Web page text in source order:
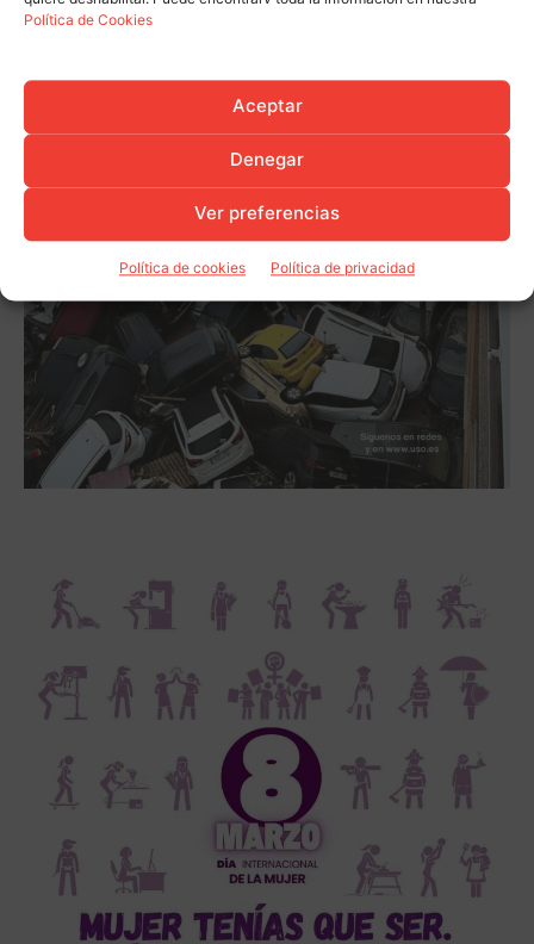
Política de Cookies
Aceptar
Denegar
Ver preferencias
Política de cookies Política de privacidad